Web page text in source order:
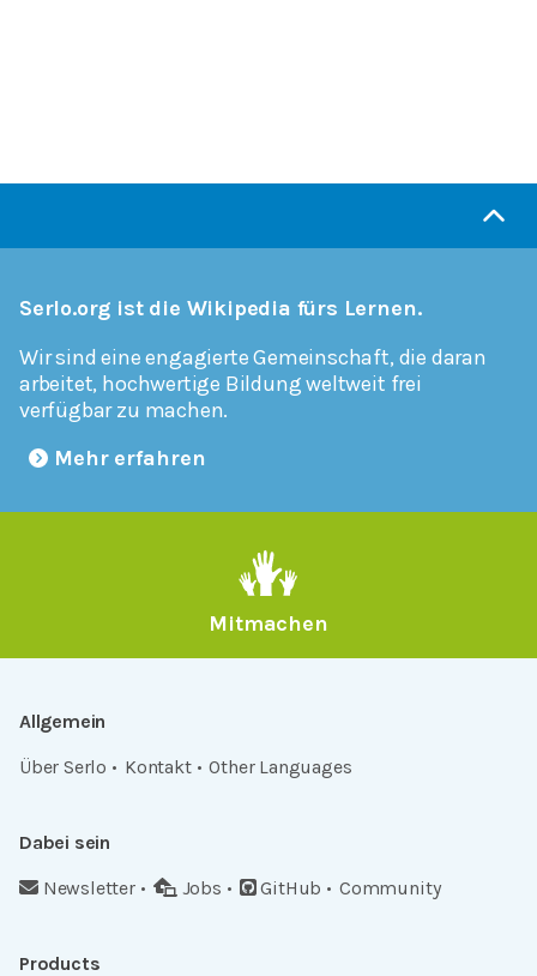
Serlo.org ist die Wikipedia fürs Lernen.
Wir sind eine engagierte Gemeinschaft, die daran
arbeitet, hochwertige Bildung weltweit frei
verfügbar zu machen.
Mehr erfahren
Mitmachen
Allgemein
Über Serlo
Kontakt Other Languages
Dabei sein
Newsletter
Jobs GitHub Community
Products